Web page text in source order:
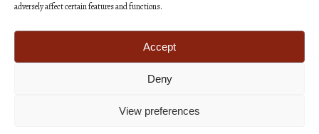
adversely affect certain features and functions.
Accept
Deny
View preferences
Κατασκευή Ιστοσελίδων Site as you GO: Falcon από
Hellenic Technologies